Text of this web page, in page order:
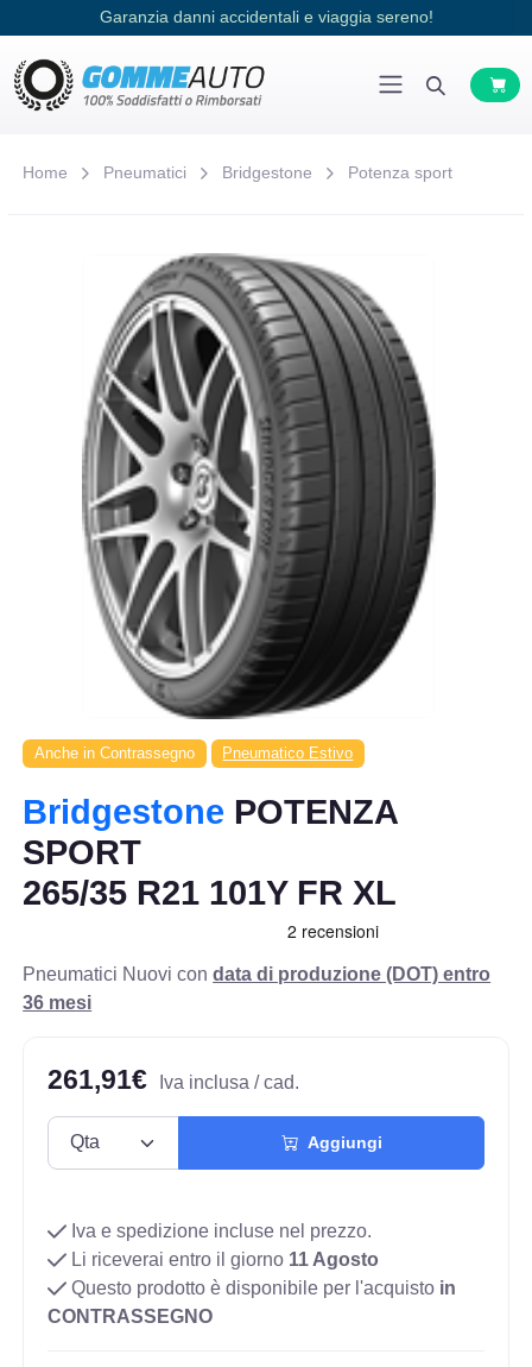
Garanzia danni accidentali e viaggia sereno!
Home Pneumatici Bridgestone Potenza sport
Anche in Contrassegno Pneumatico Estivo
Bridgestone POTENZA
SPORT
265/35 R21 101Y FR XL
Pneumatici Nuovi condata di produzione (DOT) entro
36 mesi
261,91€ Iva inclusa / cad.
Aggiungi
Iva e spedizione incluse nel prezzo.
Li riceverai entro il giorno 11 Agosto
Questo prodotto è disponibile per l'acquisto in
CONTRASSEGNO